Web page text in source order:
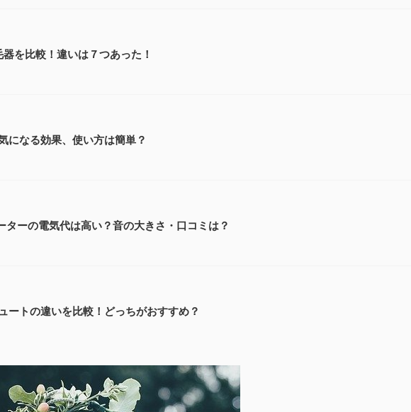
を比較！違いは７つあった！
になる効果、使い方は簡単？
ターの電気代は高い？音の大きさ・口コミは？
ートの違いを比較！どっちがおすすめ？